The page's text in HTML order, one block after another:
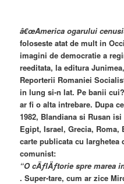
â€œAmerica ogarului
foloseste atat de mult in
imagini de democratie a
reeditata, la editura
Reporterii Romaniei
in lung si-n lat. Pe banii
ar fi o alta intrebare. Dupa
1982, Blandiana si Rusan
Egipt, Israel, Grecia, Roma,
carte publicata cu
comunist:
“O cÄƒlÄƒtorie spre marea
. Super-tare, cum ar zice